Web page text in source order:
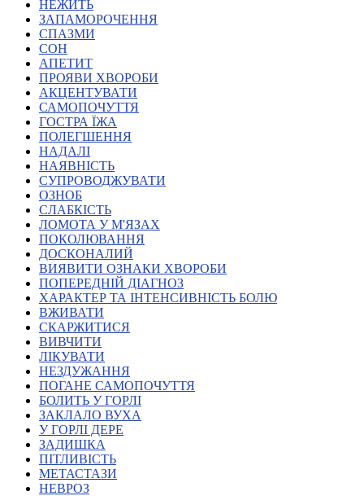
Правознавство
Реєстр перекладачів жестової мови Українського
товариства глухих
Підготовка перекладачів
"Сервіс УТОГ"
Атестація
Безбар'єрність для глухих
Волинська область
Дніпропетровська область
Донецька область
Житомирська область
Закарпатська область
Запорізька область
Івано-Франківська область
Київ
Київська область
Миколаївська область
Одеська область
Полтавська область
Рівненська область
Сумська область
Тернопільська область
НЕЖИТЬ
ЗАПАМОРОЧЕННЯ
СПАЗМИ
СОН
АПЕТИТ
ПРОЯВИ ХВОРОБИ
АКЦЕНТУВАТИ
САМОПОЧУТТЯ
ГОСТРА ЇЖА
ПОЛЕГШЕННЯ
НАДАЛІ
НАЯВНІСТЬ
СУПРОВОДЖУВАТИ
ОЗНОБ
СЛАБКІСТЬ
ЛОМОТА У М'ЯЗАХ
ПОКОЛЮВАННЯ
ДОСКОНАЛИЙ
ВИЯВИТИ ОЗНАКИ ХВОРОБИ
ПОПЕРЕДНІЙ ДІАГНОЗ
ХАРАКТЕР ТА ІНТЕНСИВНІСТЬ БОЛЮ
ВЖИВАТИ
СКАРЖИТИСЯ
ВИВЧИТИ
ЛІКУВАТИ
НЕЗДУЖАННЯ
ПОГАНЕ САМОПОЧУТТЯ
БОЛИТЬ У ГОРЛІ
ЗАКЛАЛО ВУХА
У ГОРЛІ ДЕРЕ
ЗАДИШКА
ПІТЛИВІСТЬ
МЕТАСТАЗИ
НЕВРОЗ